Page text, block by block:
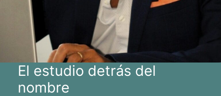
El estudio detrás del
nombre